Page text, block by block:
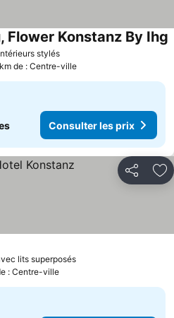
stylésConsulter les prix
Flower Konstanz By Ihg
de : Centre-ville
Consulter les prix
Partager
lits superposésConsulter les prix
les prix
: Centre-ville